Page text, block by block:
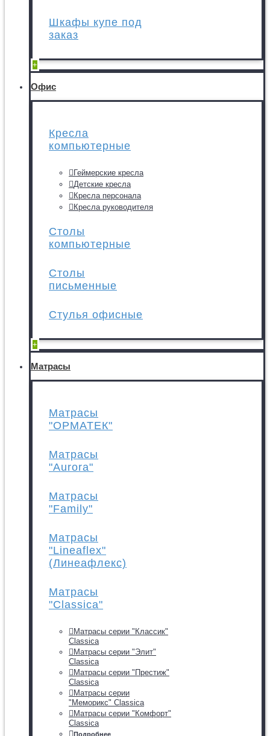
Шкафы купе под
заказ
+
Офис
Кресла
компьютерные
Геймерские кресла
Детские кресла
Кресла персонала
Кресла руководителя
Столы
компьютерные
Столы
письменные
Стулья офисные
+
Матрасы
Матрасы
"ОРМАТЕК"
Матрасы
"Aurora"
Матрасы
"Family"
Матрасы
"Lineaflex"
(Линеафлекс)
Матрасы
"Classica"
Матрасы серии "Классик"
Classica
Матрасы серии "Элит"
Classica
Матрасы серии "Престиж"
Classica
Матрасы серии
"Меморикс" Classica
Матрасы серии "Комфорт"
Classica
Подробнее